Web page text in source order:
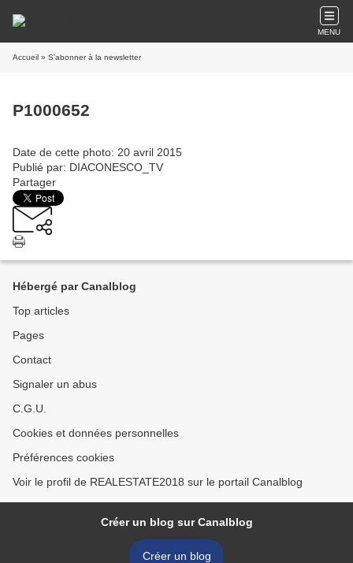
MENU
Accueil » S'abonner à la newsletter
P1000652
Date de cette photo: 20 avril 2015
Publié par: DIACONESCO_TV
Partager
Hébergé par Canalblog
Top articles
Pages
Contact
Signaler un abus
C.G.U.
Cookies et données personnelles
Préférences cookies
Voir le profil de REALESTATE2018 sur le portail Canalblog
Créer un blog sur Canalblog
Créer un blog